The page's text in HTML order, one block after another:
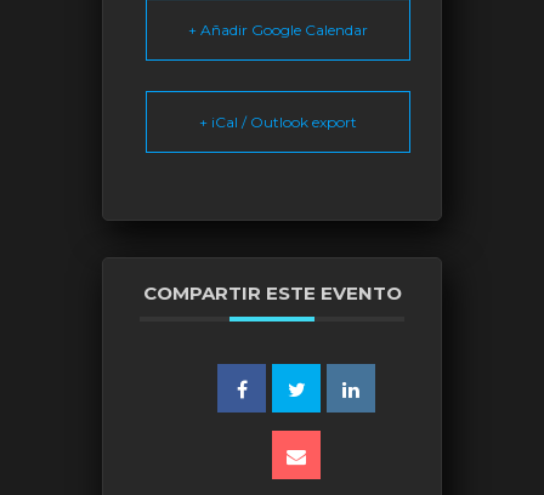
+ Añadir Google Calendar
+ iCal / Outlook export
COMPARTIR ESTE EVENTO